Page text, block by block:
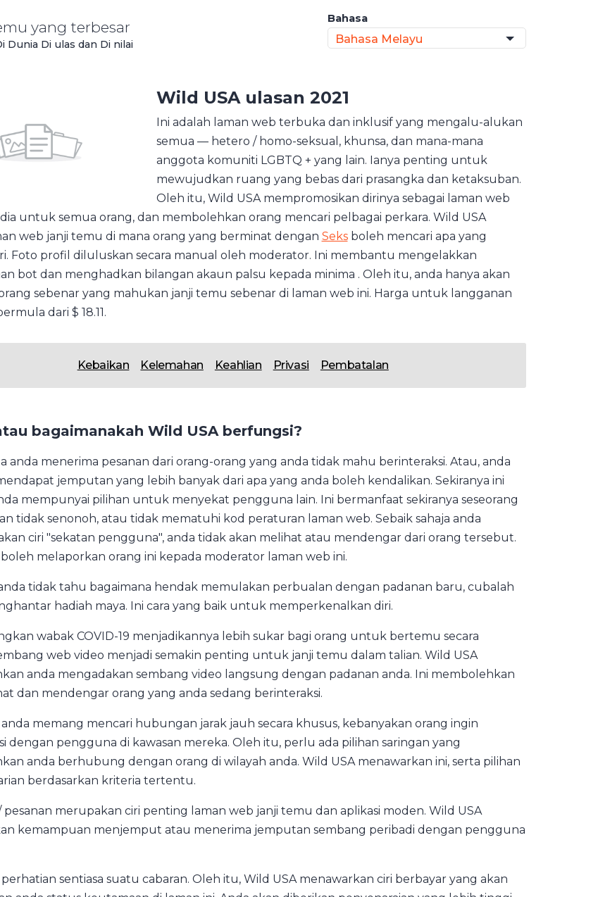
yang terbesar
Di ulas dan Di nilai
Bahasa
Bahasa Melayu
Wild USA ulasan 2021
Ini adalah laman web terbuka dan inklusif yang mengalu-alukan
semua –– hetero / homo-seksual, khunsa, dan mana-mana
anggota komuniti LGBTQ + yang lain. Ianya penting untuk
mewujudkan ruang yang bebas dari prasangka dan ketaksuban.
Oleh itu, Wild USA mempromosikan dirinya sebagai laman web
untuk semua orang, dan membolehkan orang mencari pelbagai perkara. Wild USA
web janji temu di mana orang yang berminat dengan Seksboleh mencari apa yang
Foto profil diluluskan secara manual oleh moderator. Ini membantu mengelakkan
bot dan menghadkan bilangan akaun palsu kepada minima . Oleh itu, anda hanya akan
sebenar yang mahukan janji temu sebenar di laman web ini. Harga untuk langganan
dari $ 18.11.
Kebaikan Kelemahan Keahlian Privasi Pembatalan
bagaimanakah Wild USA berfungsi?
anda menerima pesanan dari orang-orang yang anda tidak mahu berinteraksi. Atau, anda
jemputan yang lebih banyak dari apa yang anda boleh kendalikan. Sekiranya ini
mempunyai pilihan untuk menyekat pengguna lain. Ini bermanfaat sekiranya seseorang
tidak senonoh, atau tidak mematuhi kod peraturan laman web. Sebaik sahaja anda
ciri "sekatan pengguna", anda tidak akan melihat atau mendengar dari orang tersebut.
melaporkan orang ini kepada moderator laman web ini.
tidak tahu bagaimana hendak memulakan perbualan dengan padanan baru, cubalah
hadiah maya. Ini cara yang baik untuk memperkenalkan diri.
wabak COVID-19 menjadikannya lebih sukar bagi orang untuk bertemu secara
web video menjadi semakin penting untuk janji temu dalam talian. Wild USA
anda mengadakan sembang video langsung dengan padanan anda. Ini membolehkan
dan mendengar orang yang anda sedang berinteraksi.
memang mencari hubungan jarak jauh secara khusus, kebanyakan orang ingin
dengan pengguna di kawasan mereka. Oleh itu, perlu ada pilihan saringan yang
anda berhubung dengan orang di wilayah anda. Wild USA menawarkan ini, serta pilihan
berdasarkan kriteria tertentu.
pesanan merupakan ciri penting laman web janji temu dan aplikasi moden. Wild USA
kemampuan menjemput atau menerima jemputan sembang peribadi dengan pengguna
sentiasa suatu cabaran. Oleh itu, Wild USA menawarkan ciri berbayar yang akan